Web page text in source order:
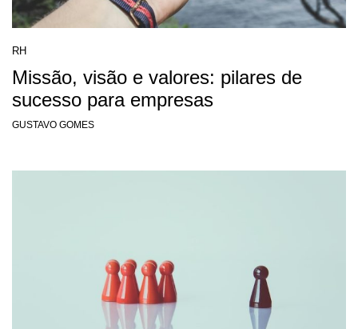
RH
Missão, visão e valores: pilares de
sucesso para empresas
GUSTAVO GOMES